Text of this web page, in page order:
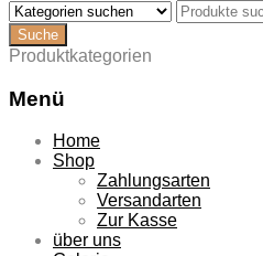
Produktkategorien
Menü
Zum
Inhalt
Home
Shop
Zahlungsarten
Versandarten
Zur Kasse
über uns